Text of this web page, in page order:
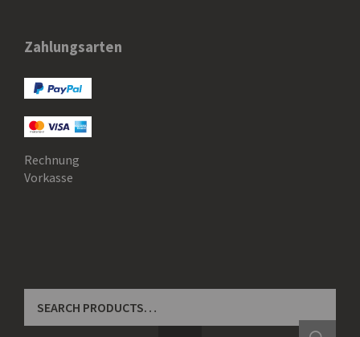
Zahlungsarten
Rechnung
Vorkasse
FOR: